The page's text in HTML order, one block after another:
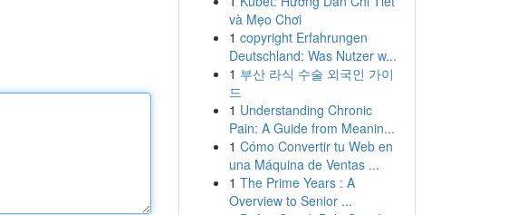
và Mẹo Chơi
1 copyright Erfahrungen
Deutschland: Was Nutzer w...
1 부산 라식 수술 외국인 가이
드
1 Understanding Chronic
Pain: A Guide from Meanin...
1 Cómo Convertir tu Web en
una Máquina de Ventas ...
1 The Prime Years : A
Overview to Senior ...